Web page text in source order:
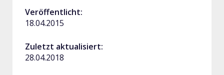
Veröffentlicht:
18.04.2015
Zuletzt aktualisiert:
28.04.2018